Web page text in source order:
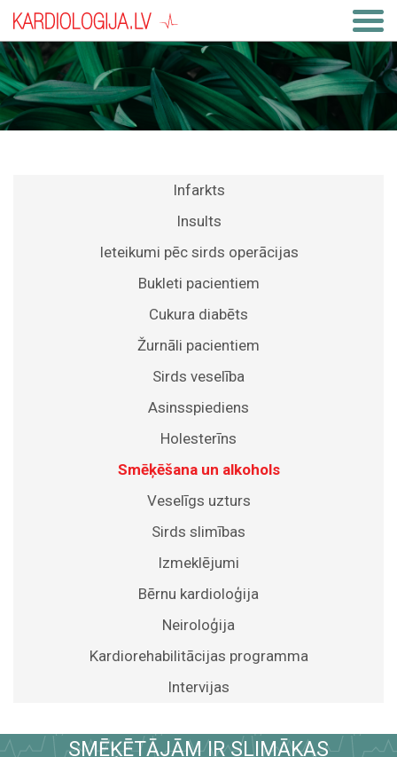
Infarkts
Insults
Ieteikumi pēc sirds operācijas
Bukleti pacientiem
Cukura diabēts
Žurnāli pacientiem
Sirds veselība
Asinsspiediens
Holesterīns
Smēķēšana un alkohols
Veselīgs uzturs
Sirds slimības
Izmeklējumi
Bērnu kardioloģija
Neiroloģija
Kardiorehabilitācijas programma
Intervijas
SMĒĶĒTĀJĀM IR SLIMĀKAS